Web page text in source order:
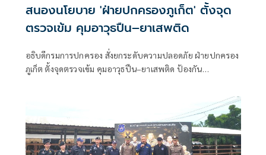
สนองนโยบาย 'ฝ่ายปกครองภูเก็ต' ตั้งจุด
ตรวจเข้ม คุมอาวุธปืน–ยาเสพติด
อธิบดีกรมการปกครอง สั่งยกระดับความปลอดภัย ฝ่ายปกครอง
ภูเก็ต ตั้งจุดตรวจเข้ม คุมอาวุธปืน–ยาเสพติด ป้องกัน